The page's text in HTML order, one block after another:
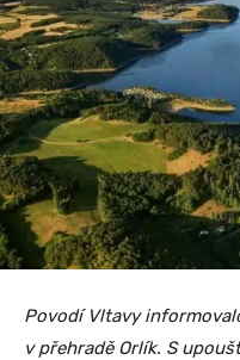
Povodí Vltavy
v přehradě Orlík. S